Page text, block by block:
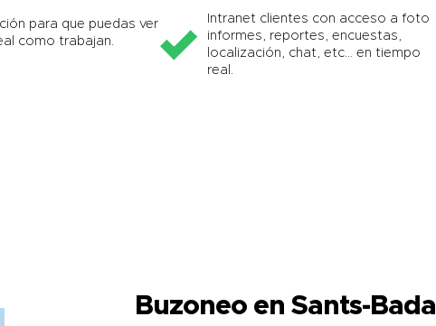
para que puedas ver
como trabajan.
Intranet clientes con acceso a foto
informes, reportes, encuestas,
localización, chat, etc… en tiempo
real.
Buzoneo en Sants-Badal